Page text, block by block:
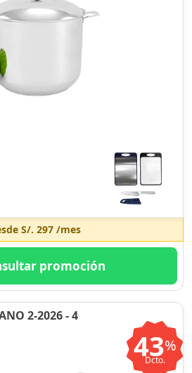
S/. 297/mes
promoción
2-2026 - 4
43%
Dcto.